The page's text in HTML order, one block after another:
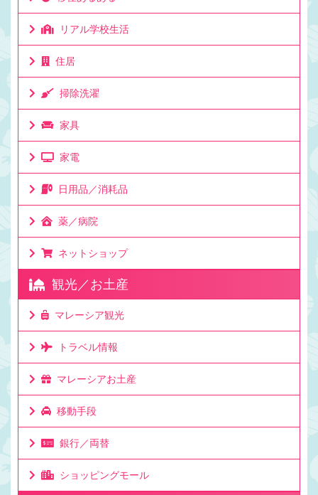
リアル学校生活
住居
掃除洗濯
家具
家電
日用品／消耗品
薬／病院
ネットショップ
観光／お土産
マレーシア観光
トラベル情報
マレーシアお土産
移動手段
銀行／両替
ショッピングモール